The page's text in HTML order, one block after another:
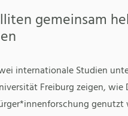
gemeinsam
internationale Studien
Freiburg zeigen, wie
genutzt